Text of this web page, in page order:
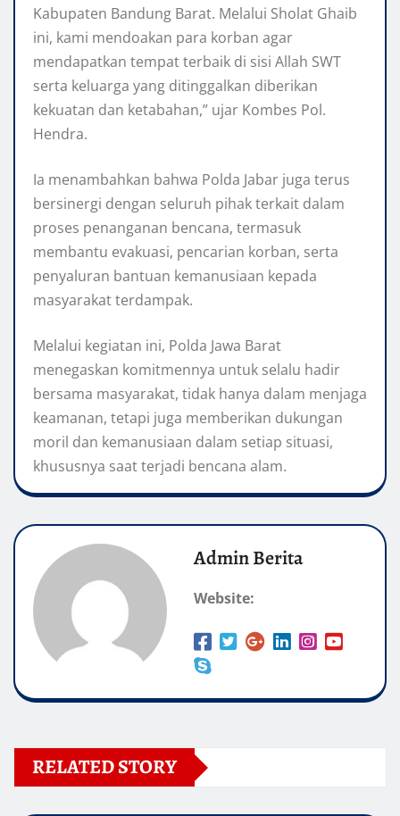
Kabupaten Bandung Barat. Melalui Sholat Ghaib
ini, kami mendoakan para korban agar
mendapatkan tempat terbaik di sisi Allah SWT
serta keluarga yang ditinggalkan diberikan
kekuatan dan ketabahan,” ujar Kombes Pol.
Hendra.
Ia menambahkan bahwa Polda Jabar juga terus
bersinergi dengan seluruh pihak terkait dalam
proses penanganan bencana, termasuk
membantu evakuasi, pencarian korban, serta
penyaluran bantuan kemanusiaan kepada
masyarakat terdampak.
Melalui kegiatan ini, Polda Jawa Barat
menegaskan komitmennya untuk selalu hadir
bersama masyarakat, tidak hanya dalam menjaga
keamanan, tetapi juga memberikan dukungan
moril dan kemanusiaan dalam setiap situasi,
khususnya saat terjadi bencana alam.
Admin Berita
Website:
RELATED STORY